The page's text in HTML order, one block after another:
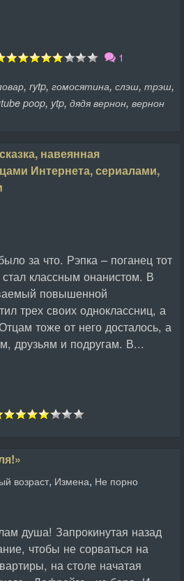
1
, rytp, гомосятина, слэш, трэш,
poop, ytp, дядя вернон, вернон
навеянная
Интернета, сериалами,
за что. Рэпка – поганец тот
классным онанистом. В
повышенной
трех своих одноклассниц, а
тоже от него досталось, а
друзьям и подругам. В...
возраст, Измена, Не порно
душа! Запрокинутая назад
чтобы не сорваться на
на столе начатая